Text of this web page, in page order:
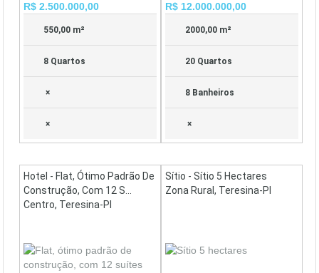
R$ 2.500.000,00
550,00 m²
8 Quartos
×
×
R$ 12.000.000,00
2000,00 m²
20 Quartos
8 Banheiros
×
Hotel - Flat, Ótimo Padrão De
Construção, Com 12 S...
Centro, Teresina-PI
Sítio - Sítio 5 Hectares
Zona Rural, Teresina-PI